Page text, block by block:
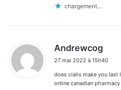
chargement…
Andrewcog
t
:
27 mai 2022 à 15h40
does cialis make you last
online canadian pharmacy